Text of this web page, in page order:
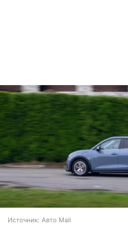
Источник: Авто Mail